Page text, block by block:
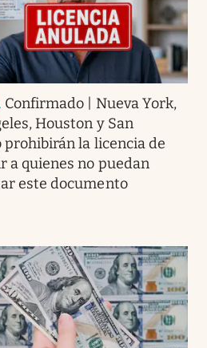
. Confirmado | Nueva York,
Houston y San
prohibirán la licencia de
a quienes no puedan
este documento